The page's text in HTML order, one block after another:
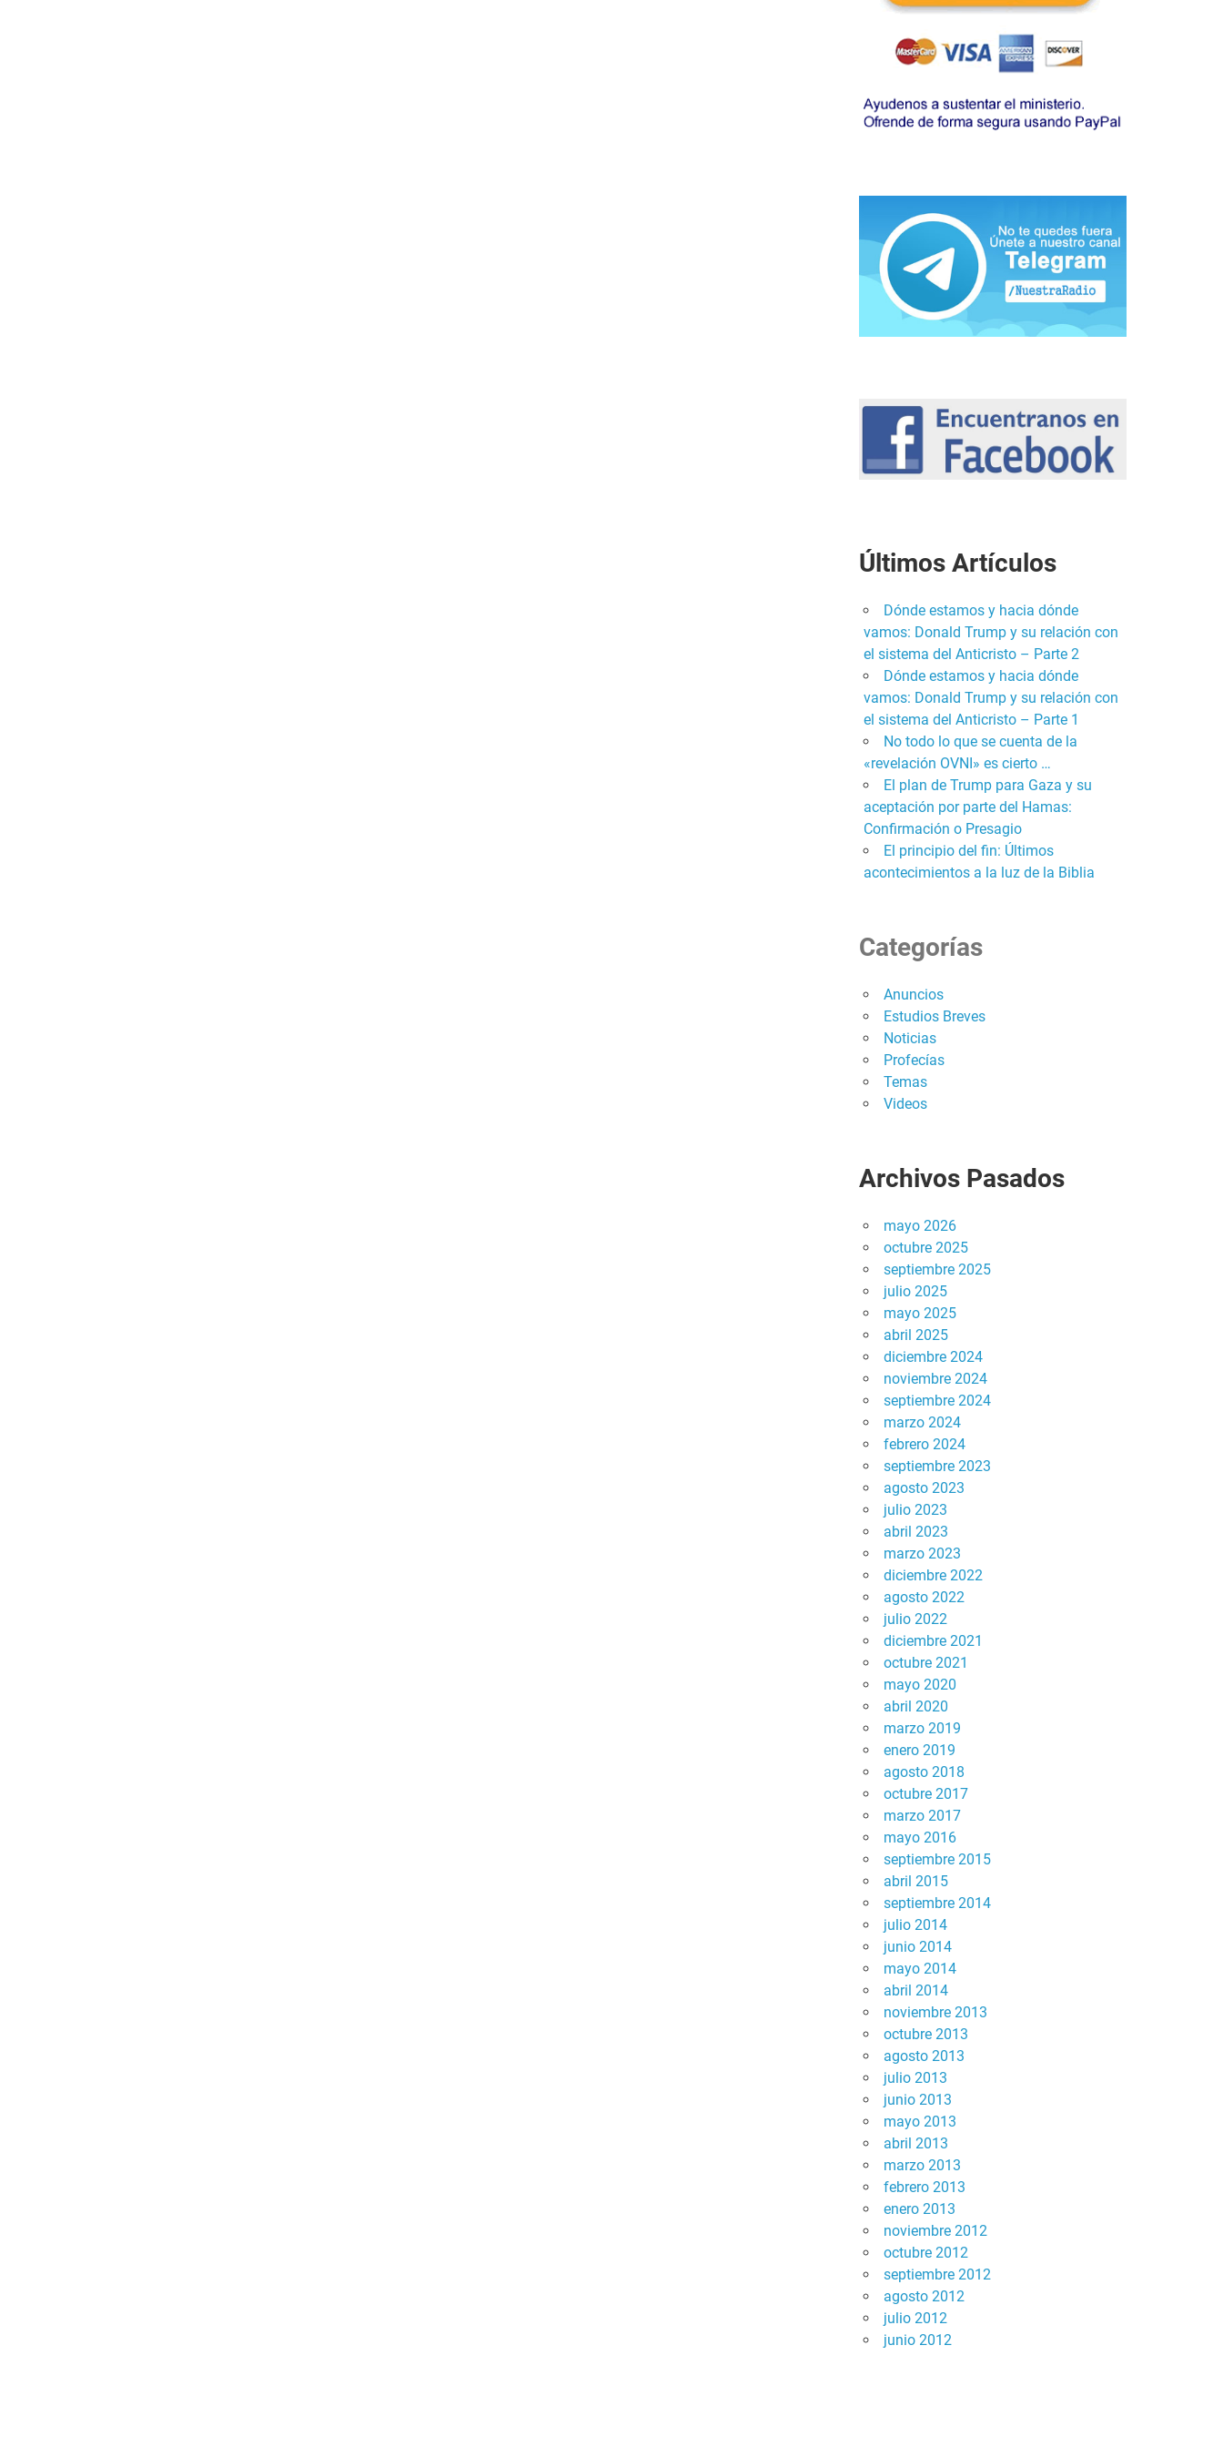
Últimos Artículos
Dónde estamos y hacia dónde
vamos: Donald Trump y su relación con
el sistema del Anticristo – Parte 2
Dónde estamos y hacia dónde
vamos: Donald Trump y su relación con
el sistema del Anticristo – Parte 1
No todo lo que se cuenta de la
«revelación OVNI» es cierto …
El plan de Trump para Gaza y su
aceptación por parte del Hamas:
Confirmación o Presagio
El principio del fin: Últimos
acontecimientos a la luz de la Biblia
Categorías
Anuncios
Estudios Breves
Noticias
Profecías
Temas
Videos
Archivos Pasados
mayo 2026
octubre 2025
septiembre 2025
julio 2025
mayo 2025
abril 2025
diciembre 2024
noviembre 2024
septiembre 2024
marzo 2024
febrero 2024
septiembre 2023
agosto 2023
julio 2023
abril 2023
marzo 2023
diciembre 2022
agosto 2022
julio 2022
diciembre 2021
octubre 2021
mayo 2020
abril 2020
marzo 2019
enero 2019
agosto 2018
octubre 2017
marzo 2017
mayo 2016
septiembre 2015
abril 2015
septiembre 2014
julio 2014
junio 2014
mayo 2014
abril 2014
noviembre 2013
octubre 2013
agosto 2013
julio 2013
junio 2013
mayo 2013
abril 2013
marzo 2013
febrero 2013
enero 2013
noviembre 2012
octubre 2012
septiembre 2012
agosto 2012
julio 2012
junio 2012